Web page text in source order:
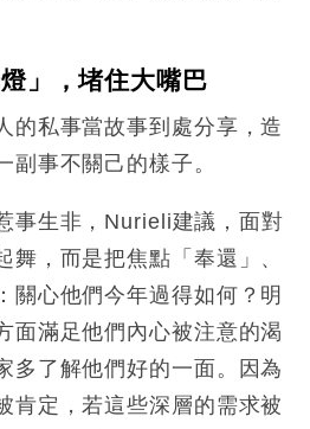
」，堵住大嘴巴
的私事當故事到處分享，造
副事不關己的樣子。
事生非， Nurieli建議，面對
舞，而是把焦點「奉還」、
關心他們今年過得如何？明
面滿足他們內心被注意的渴
多了解他們好的一面。因為
肯定，若這些深層的需求被